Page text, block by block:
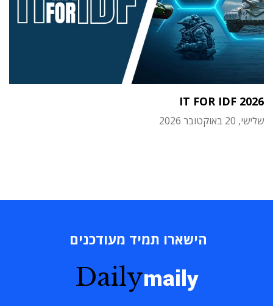
IT FOR IDF 2026
שלישי, 20 באוקטובר 2026
הישארו תמיד מעודכנים
Dailymaily